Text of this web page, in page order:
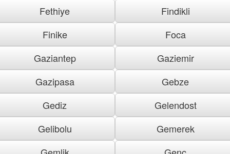
Fethiye
Findikli
Finike
Foca
Gaziantep
Gaziemir
Gazipasa
Gebze
Gediz
Gelendost
Gelibolu
Gemerek